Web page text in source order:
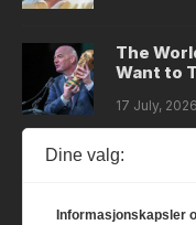
The
Want to
17 July, 2026
Dystopia
Dine valg:
Informasjonskapsler